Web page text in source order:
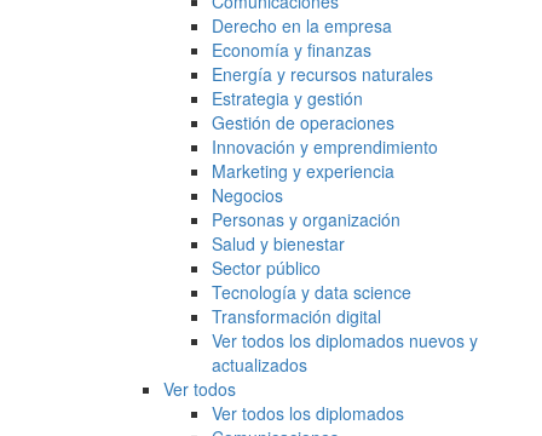
Derecho en la empresa
Economía y finanzas
Energía y recursos naturales
Estrategia y gestión
Gestión de operaciones
Innovación y emprendimiento
Marketing y experiencia
Negocios
Personas y organización
Salud y bienestar
Sector público
Tecnología y data science
Transformación digital
Ver todos los diplomados nuevos y
actualizados
Ver todos
Ver todos los diplomados